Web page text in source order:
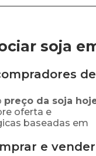
soja
de
preço da soja
oferta e
baseadas em
e vender